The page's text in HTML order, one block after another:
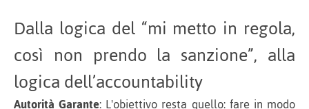
Dalla logica del “mi metto in regola,
così non prendo la sanzione”, alla
logica dell’accountability
Autorità Garante: L'obiettivo resta quello: fare in modo